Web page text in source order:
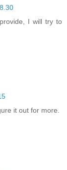
I will try to
it out for more.